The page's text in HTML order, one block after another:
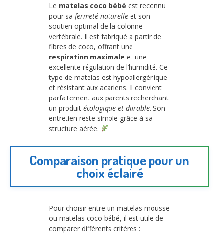
Le matelas coco bébé est reconnu
pour sa fermeté naturelle et son
soutien optimal de la colonne
vertébrale. Il est fabriqué à partir de
fibres de coco, offrant une
respiration maximale et une
excellente régulation de l’humidité. Ce
type de matelas est hypoallergénique
et résistant aux acariens. Il convient
parfaitement aux parents recherchant
un produit écologique et durable. Son
entretien reste simple grâce à sa
structure aérée.
Comparaison pratique pour un
choix éclairé
Pour choisir entre un matelas mousse
ou matelas coco bébé, il est utile de
comparer différents critères :